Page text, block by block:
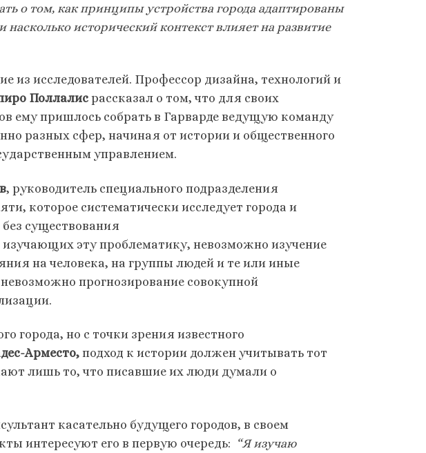
о том, как принципы устройства города адаптированы
исторический контекст влияет на развитие
из исследователей. Профессор дизайна, технологий и
Поллалис рассказал о том, что для своих
ему пришлось собрать в Гарварде ведущую команду
разных сфер, начиная от истории и общественного
управлением.
, руководитель специального подразделения
которое систематически исследует города и
существования
изучающих эту проблематику, невозможно изучение
на человека, на группы людей и те или иные
прогнозирование совокупной
города, но с точки зрения известного
Арместо,подход к истории должен учитывать тот
лишь то, что писавшие их люди думали о
касательно будущего городов, в своем
интересуют его в первую очередь:
“Я изучаю